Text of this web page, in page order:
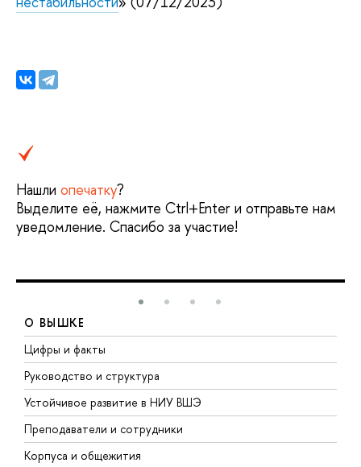
Нашли опечатку?
Выделите её, нажмите Ctrl+Enter и отправьте нам
уведомление. Спасибо за участие!
О ВЫШКЕ
Цифры и факты
Руководство и структура
Устойчивое развитие в НИУ ВШЭ
Преподаватели и сотрудники
Корпуса и общежития